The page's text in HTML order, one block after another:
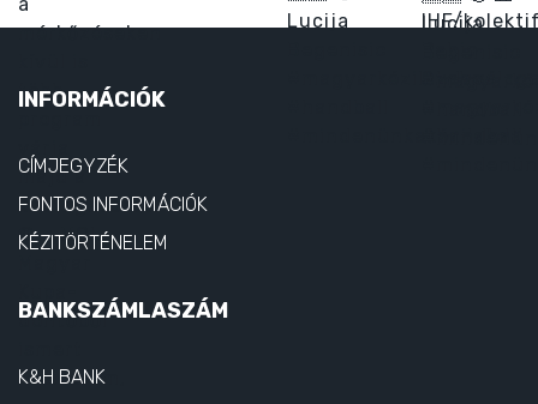
INFORMÁCIÓK
CÍMJEGYZÉK
FONTOS INFORMÁCIÓK
KÉZITÖRTÉNELEM
BANKSZÁMLASZÁM
K&H BANK